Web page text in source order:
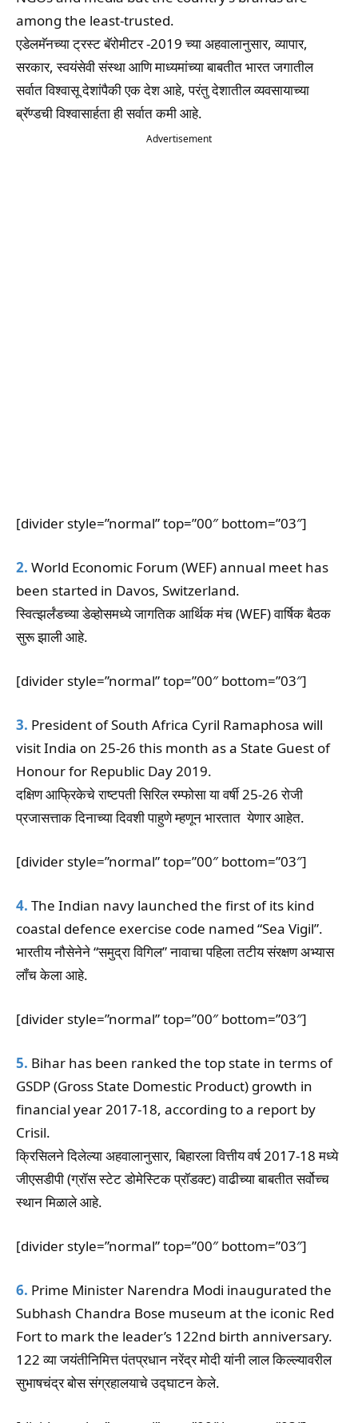
among the least-trusted.
एडेलमॅनच्या ट्रस्ट बॅरोमीटर -2019 च्या अहवालानुसार, व्यापार,
सरकार, स्वयंसेवी संस्था आणि माध्यमांच्या बाबतीत भारत जगातील
सर्वात विश्वासू देशांपैकी एक देश आहे, परंतु देशातील व्यवसायाच्या
ब्रॅण्डची विश्वासार्हता ही सर्वात कमी आहे.
Advertisement
[divider style=”normal” top=”00″ bottom=”03″]
2. World Economic Forum (WEF) annual meet has
been started in Davos, Switzerland.
स्वित्झर्लंडच्या डेव्होसमध्ये जागतिक आर्थिक मंच (WEF) वार्षिक बैठक
सुरू झाली आहे.
[divider style=”normal” top=”00″ bottom=”03″]
3. President of South Africa Cyril Ramaphosa will
visit India on 25-26 this month as a State Guest of
Honour for Republic Day 2019.
दक्षिण आफ्रिकेचे राष्टपती सिरिल रम्फोसा या वर्षी 25-26 रोजी
प्रजासत्ताक दिनाच्या दिवशी पाहुणे म्हणून भारतात येणार आहेत.
[divider style=”normal” top=”00″ bottom=”03″]
4. The Indian navy launched the first of its kind
coastal defence exercise code named “Sea Vigil”.
भारतीय नौसेनेने “समुद्रा विगिल” नावाचा पहिला तटीय संरक्षण अभ्यास
लॉंच केला आहे.
[divider style=”normal” top=”00″ bottom=”03″]
5. Bihar has been ranked the top state in terms of
GSDP (Gross State Domestic Product) growth in
financial year 2017-18, according to a report by
Crisil.
क्रिसिलने दिलेल्या अहवालानुसार, बिहारला वित्तीय वर्ष 2017-18 मध्ये
जीएसडीपी (ग्रॉस स्टेट डोमेस्टिक प्रॉडक्ट) वाढीच्या बाबतीत सर्वोच्च
स्थान मिळाले आहे.
[divider style=”normal” top=”00″ bottom=”03″]
6. Prime Minister Narendra Modi inaugurated the
Subhash Chandra Bose museum at the iconic Red
Fort to mark the leader’s 122nd birth anniversary.
122 व्या जयंतीनिमित्त पंतप्रधान नरेंद्र मोदी यांनी लाल किल्ल्यावरील
सुभाषचंद्र बोस संग्रहालयाचे उद्घाटन केले.